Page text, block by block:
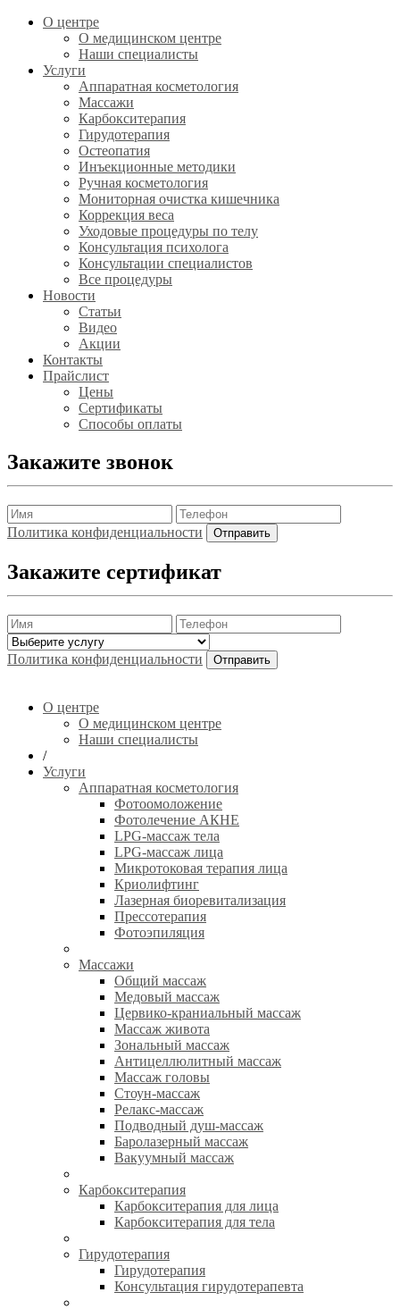
О центре
О медицинском центре
Наши специалисты
Услуги
Аппаратная косметология
Массажи
Карбокситерапия
Гирудотерапия
Остеопатия
Инъекционные методики
Ручная косметология
Мониторная очистка кишечника
Коррекция веса
Уходовые процедуры по телу
Консультация психолога
Консультации специалистов
Все процедуры
Новости
Статьи
Видео
Акции
Контакты
Прайслист
Цены
Сертификаты
Способы оплаты
Закажите звонок
Политика конфиденциальности
Закажите сертификат
Политика конфиденциальности
О центре
О медицинском центре
Наши специалисты
/
Услуги
Аппаратная косметология
Фотоомоложение
Фотолечение АКНЕ
LPG-массаж тела
LPG-массаж лица
Микротоковая терапия лица
Криолифтинг
Лазерная биоревитализация
Прессотерапия
Фотоэпиляция
Массажи
Общий массаж
Медовый массаж
Цервико-краниальный массаж
Массаж живота
Зональный массаж
Антицеллюлитный массаж
Массаж головы
Стоун-массаж
Релакс-массаж
Подводный душ-массаж
Баролазерный массаж
Вакуумный массаж
Карбокситерапия
Карбокситерапия для лица
Карбокситерапия для тела
Гирудотерапия
Гирудотерапия
Консультация гирудотерапевта